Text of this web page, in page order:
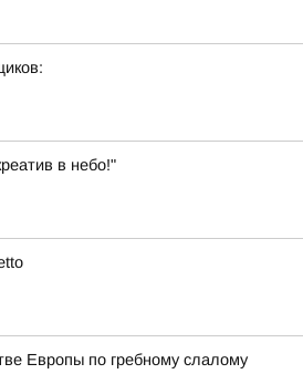
в небо!"
Европы по гребному слалому